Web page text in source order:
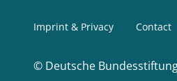
© Deutsche
Imprint & Privacy Contact